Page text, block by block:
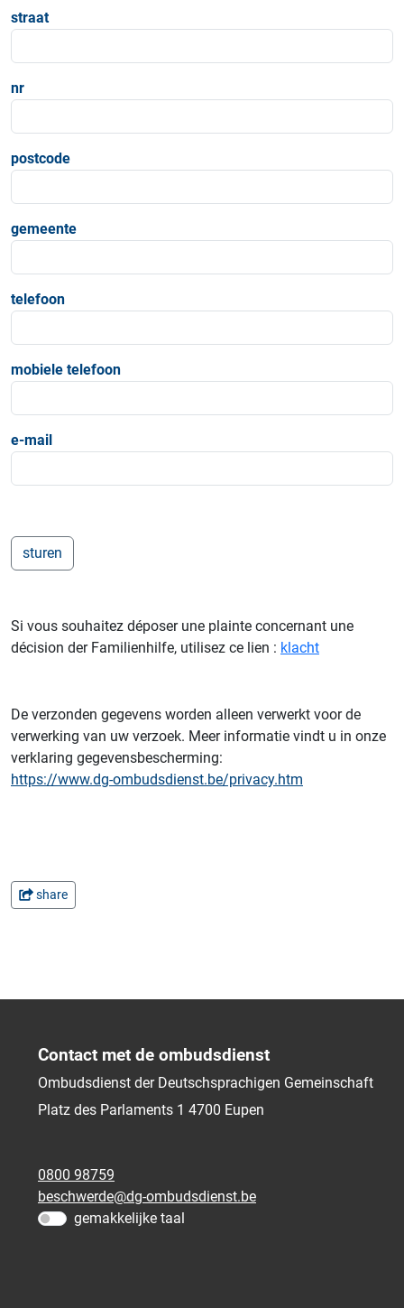
straat
nr
postcode
gemeente
telefoon
mobiele telefoon
e-mail
Si vous souhaitez déposer une plainte concernant une
décision der Familienhilfe, utilisez ce lien : klacht
De verzonden gegevens worden alleen verwerkt voor de
verwerking van uw verzoek. Meer informatie vindt u in onze
verklaring gegevensbescherming:
https://www.dg-ombudsdienst.be/privacy.htm
share
Contact met de ombudsdienst
Ombudsdienst der Deutschsprachigen Gemeinschaft
Platz des Parlaments 1 4700 Eupen
0800 98759
beschwerde@dg-ombudsdienst.be
gemakkelijke taal